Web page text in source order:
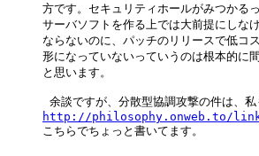
方です。セキュリティホールがみつかる
サーバソフトを作る上では大前提にしな
ならないのに、パッチのリリースで低コ
形になっていないっていうのは根本的に
と思います。
http://philosophy.onweb.to/